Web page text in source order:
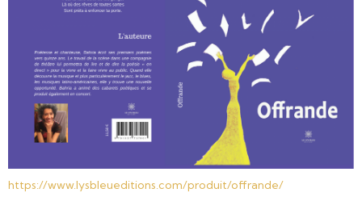
https://www.lysbleueditions.com/produit/offrande/